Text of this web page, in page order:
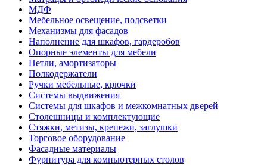
МДФ
Мебельное освещение, подсветки
Механизмы для фасадов
Наполнение для шкафов, гардеробов
Опорные элементы для мебели
Петли, амортизаторы
Полкодержатели
Ручки мебельные, крючки
Системы выдвижения
Системы для шкафов и межкомнатных дверей
Столешницы и комплектующие
Стяжки, метизы, крепежи, заглушки
Торговое оборудование
Фасадные материалы
Фурнитура для компьютерных столов